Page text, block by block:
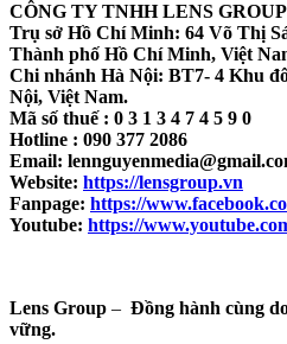
CÔNG TY TNHH LENS GROUP
Trụ sở Hồ Chí Minh: 64 Võ Thị
Thành phố Hồ Chí Minh, Việt
Chi nhánh Hà Nội: BT7- 4 Khu
Nội, Việt Nam.
Mã số thuế : 0 3 1 3 4 7 4 5 9 0
Hotline : 090 377 2086
Email:
Website: https://lensgroup.vn
Fanpage: https://
Youtube: https://
Lens Group – Đồng hành cùng
vững.